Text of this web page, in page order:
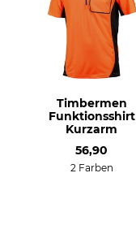
Timbermen
Funktionsshirt
Kurzarm
56,90
2 Farben